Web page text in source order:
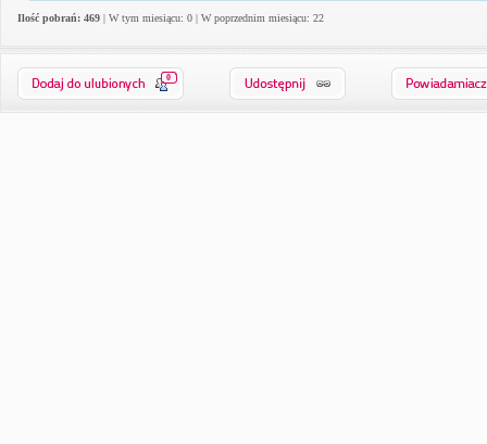
Ilość pobrań: 469 | W tym miesiącu: 0 | W poprzednim miesiącu: 22
0